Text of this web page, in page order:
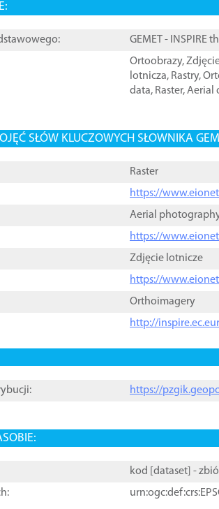
GEMET - INSPIRE
Ortoobrazy,
lotnicza, Rastry,
data, Raster,Aerial
SŁÓW KLUCZOWYCH SŁOWNIKA
Raster
https://
Aerial
https://
Zdjęcie lotnicze
https://
Orthoimagery
http://
https://
kod [ dataset ] -